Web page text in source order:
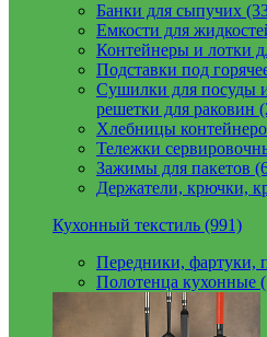
Банки для сыпучих
Емкости для
Контейнеры и лотки
Подставки под
Сушилки для посуды
решетки для раковин
Хлебницы
Тележки
Зажимы для пакетов
Держатели, крючки,
Кухонный текстиль (991)
Передники, фартуки,
Полотенца кухонные